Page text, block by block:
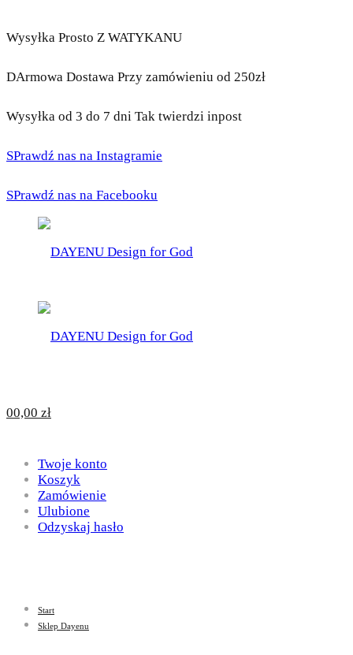
Wysyłka Prosto Z WATYKANU
DArmowa Dostawa Przy zamówieniu od 250zł
Wysyłka od 3 do 7 dni Tak twierdzi inpost
SPrawdź nas na Instagramie
SPrawdź nas na Facebooku
for
God
DAYENU
Design
God
00,00 zł
Twoje konto
Koszyk
Zamówienie
Ulubione
Odzyskaj hasło
Start
Sklep Dayenu